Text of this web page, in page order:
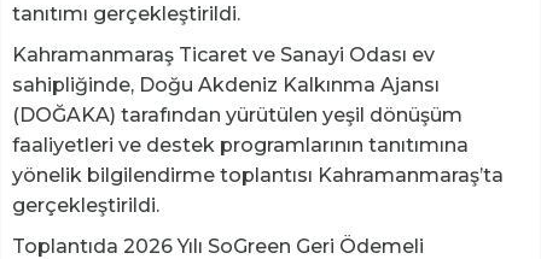
tanıtımı gerçekleştirildi.
Kahramanmaraş Ticaret ve Sanayi Odası ev
sahipliğinde, Doğu Akdeniz Kalkınma Ajansı
(DOĞAKA) tarafından yürütülen yeşil dönüşüm
faaliyetleri ve destek programlarının tanıtımına
yönelik bilgilendirme toplantısı Kahramanmaraş’ta
gerçekleştirildi.
Toplantıda 2026 Yılı SoGreen Geri Ödemeli